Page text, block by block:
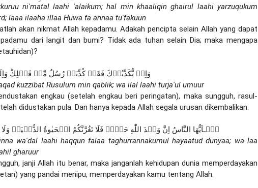
ni'matal laahi 'alaikum; hal min khaaliqin ghairul laahi yarzuqukum
laaa ilaaha illaa Huwa fa annaa tu'fakuun
akan nikmat Allah kepadamu. Adakah pencipta selain Allah yang dapat
dari langit dan bumi? Tidak ada tuhan selain Dia; maka mengapa
وَاِنۡ يُّكَذِّبُوۡكَ فَقَدۡ كُذِّبَتۡ رُسُلٌ مِّنۡ قَبۡلِكَؕ
kuzzibat Rusulum min qablik; wa ilal laahi turja'ul umuur
engkau (setelah engkau beri peringatan), maka sungguh, rasul-
didustakan pula. Dan hanya kepada Allah segala urusan dikembalikan.
يٰۤـاَيُّهَا النَّاسُ اِنَّ وَعۡدَ اللّٰهِ حَقٌّۖ فَلَا تَغُرَّنَّكُمُ الۡحَيٰوةُ الدُّنۡيَاۖ وَلَا
wa'dal laahi haqqun falaa taghurrannakumul hayaatud dunyaa; wa laa
gharuur
janji Allah itu benar, maka janganlah kehidupan dunia memperdayakan
yang pandai menipu, memperdayakan kamu tentang Allah.